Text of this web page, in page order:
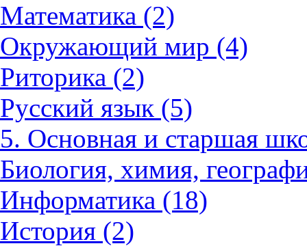
Математика (2)
Окружающий мир (4)
Риторика (2)
Русский язык (5)
5. Основная и старшая
Биология, химия,
Информатика (18)
История (2)